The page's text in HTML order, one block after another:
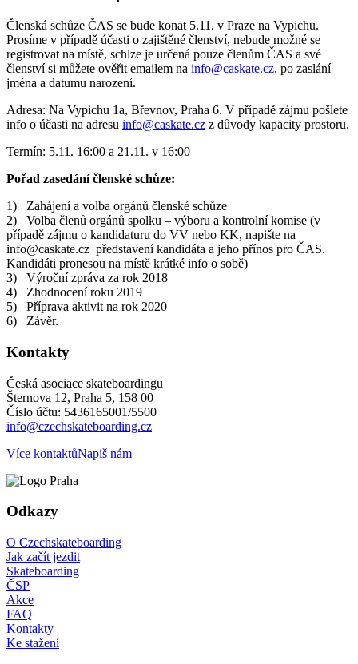
Členská schůze ČAS se bude konat 5.11. v Praze na Vypichu.
Prosíme v případě účasti o zajištěné členství, nebude možné se
registrovat na místě, schlze je určená pouze členům ČAS a své
členství si můžete ověřit emailem na info@caskate.cz, po zaslání
jména a datumu narození.
Adresa: Na Vypichu 1a, Břevnov, Praha 6. V případě zájmu pošlete
info o účasti na adresu info@caskate.cz z důvody kapacity prostoru.
Termín: 5.11. 16:00 a 21.11. v 16:00
Pořad zasedání členské schůze:
1) Zahájení a volba orgánů členské schůze
2) Volba členů orgánů spolku – výboru a kontrolní komise (v
případě zájmu o kandidaturu do VV nebo KK, napište na
info@caskate.cz představení kandidáta a jeho přínos pro ČAS.
Kandidáti pronesou na místě krátké info o sobě)
3) Výroční zpráva za rok 2018
4) Zhodnocení roku 2019
5) Příprava aktivit na rok 2020
6) Závěr.
Kontakty
Česká asociace skateboardingu
Šternova 12, Praha 5, 158 00
Číslo účtu: 5436165001/5500
info@czechskateboarding.cz
Více kontaktůNapiš nám
Odkazy
O Czechskateboarding
Jak začít jezdit
Skateboarding
ČSP
Akce
FAQ
Kontakty
Ke stažení